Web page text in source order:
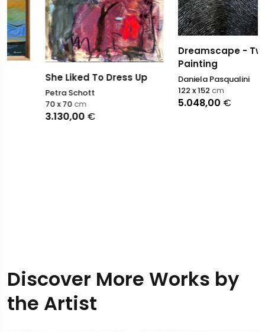
She Liked To Dress Up
Petra Schott
3.130,00€
cm
Dreamscape - Two Tone
Painting
Daniela Pasqualini
5.048,00€
cm
Discover More Works by
the Artist